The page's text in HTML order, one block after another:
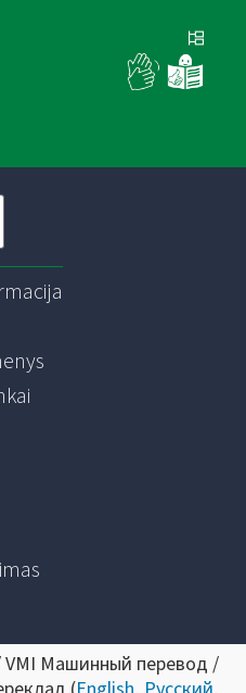
VMI Машинный перевод /